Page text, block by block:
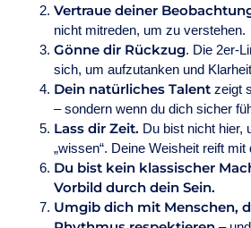
Vertraue deiner
nicht mitreden, um zu verstehen.
Gönne dir Rückzug. Die 2er-
sich, um aufzutanken und
Dein natürliches Talent zeigt
– sondern wenn du dich sicher
Lass dir Zeit. Du bist nicht hier,
„wissen“. Deine Weisheit reift mit
Du bist kein klassischer
Vorbild durch dein Sein.
Umgib dich mit Menschen,